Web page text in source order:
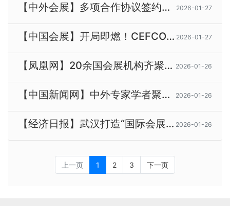
【中外会展】多项合作协议签约！CEFCO 2026如何推动会展业“双向奔赴”？ 2026-01-27
【中国会展】开局即燃！CEFCO 2026在武汉举办，汇聚全球会展精英，达成多项成果落地！ 2026-01-27
【凤凰网】20余国会展机构齐聚武汉，CEFCO释放国际合作新信号 2026-01-26
【中国新闻网】中外专家学者聚首武汉 探讨全球会展经济发展 2026-01-26
【经济日报】武汉打造“国际会展之都” 会展经济蓬勃发展 2026-01-26
上一页 1 2 3 下一页